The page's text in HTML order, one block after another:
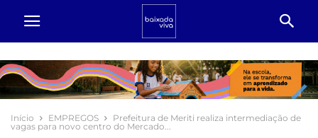
Início EMPREGOS
Prefeitura de Meriti realiza intermediação de
vagas para novo centro do Mercado...